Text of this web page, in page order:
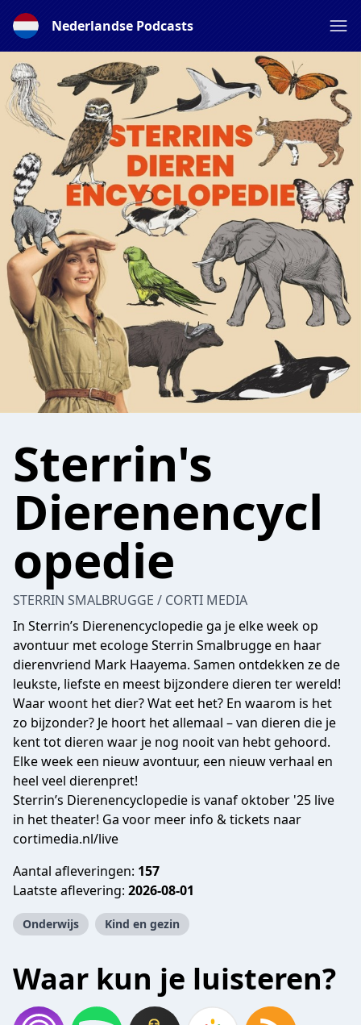
Nederlandse Podcasts
Sterrin's
Dierenencycl
opedie
STERRIN SMALBRUGGE / CORTI MEDIA
In Sterrin’s Dierenencyclopedie ga je elke week op
avontuur met ecologe Sterrin Smalbrugge en haar
dierenvriend Mark Haayema. Samen ontdekken ze de
leukste, liefste en meest bijzondere dieren ter wereld!
Waar woont het dier? Wat eet het? En waarom is het
zo bijzonder? Je hoort het allemaal – van dieren die je
kent tot dieren waar je nog nooit van hebt gehoord.
Elke week een nieuw avontuur, een nieuw verhaal en
heel veel dierenpret!
Sterrin’s Dierenencyclopedie is vanaf oktober '25 live
in het theater! Ga voor meer info & tickets naar
cortimedia.nl/live
Aantal afleveringen: 157
Laatste aflevering: 2026-08-01
Onderwijs Kind en gezin
Waar kun je luisteren?